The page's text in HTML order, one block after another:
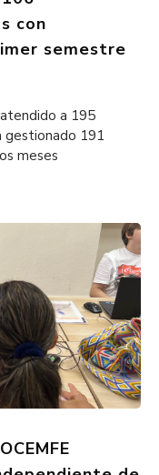
con
semestre
a 195
gestionado 191
meses